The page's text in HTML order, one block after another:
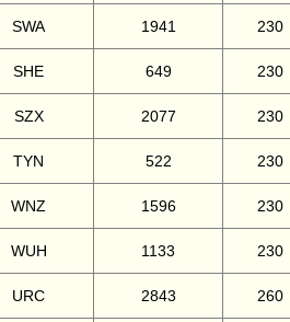
SWA 1941 230
SHE 649 230
SZX 2077 230
TYN 522 230
WNZ 1596 230
WUH 1133 230
URC 2843 260